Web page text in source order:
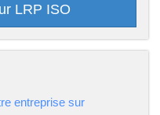
LRP ISO
entreprise sur